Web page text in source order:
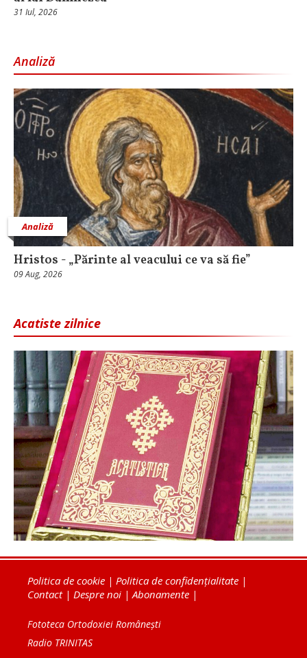
31 Iul, 2026
Analiză
Analiză
Hristos - „Părinte al veacului ce va să fie”
09 Aug, 2026
Acatiste zilnice
Politica de cookie | Politica de confidențialitate |
Contact| Despre noi | Abonamente |
Fototeca Ortodoxiei Românești
Radio TRINITAS